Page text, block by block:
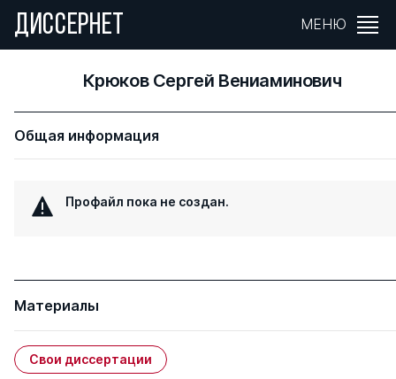
ДИССЕРНЕТ МЕНЮ
Крюков Сергей Вениаминович
Общая информация
Профайл пока не создан.
Материалы
Свои диссертации